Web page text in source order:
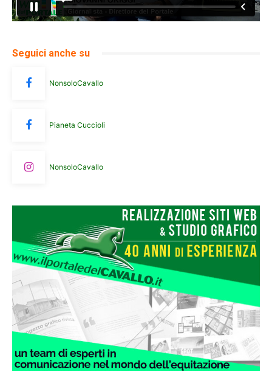
Seguici anche su
NonsoloCavallo
Pianeta Cuccioli
NonsoloCavallo